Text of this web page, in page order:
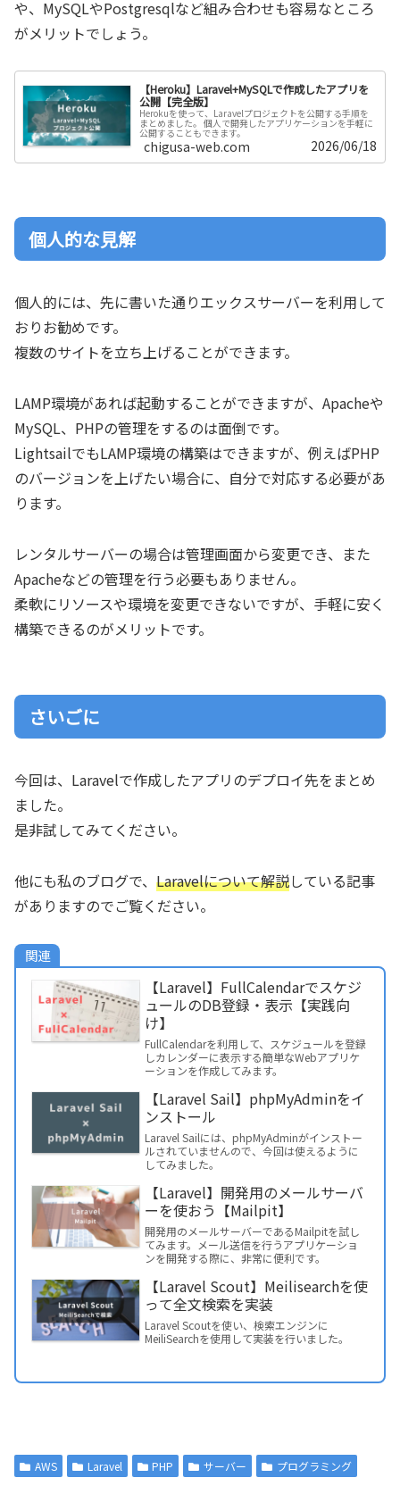
や、MySQLやPostgresqlなど組み合わせも容易なところ
がメリットでしょう。
【Heroku】Laravel+MySQLで作成したアプリを
公開【完全版】
Herokuを使って、Laravelプロジェクトを公開する手順を
まとめました。 個人で開発したアプリケーションを手軽に
公開することもできます。
chigusa-web.com 2026/06/18
個人的な見解
個人的には、先に書いた通りエックスサーバーを利用して
おりお勧めです。
複数のサイトを立ち上げることができます。
LAMP環境があれば起動することができますが、Apacheや
MySQL、PHPの管理をするのは面倒です。
LightsailでもLAMP環境の構築はできますが、例えばPHP
のバージョンを上げたい場合に、自分で対応する必要があ
ります。
レンタルサーバーの場合は管理画面から変更でき、また
Apacheなどの管理を行う必要もありません。
柔軟にリソースや環境を変更できないですが、手軽に安く
構築できるのがメリットです。
さいごに
今回は、Laravelで作成したアプリのデプロイ先をまとめ
ました。
是非試してみてください。
他にも私のブログで、 Laravelについて解説している記事
がありますのでご覧ください。
関連
【Laravel】FullCalendarでスケジ
ュールのDB登録・表示【実践向
け】
FullCalendarを利用して、スケジュールを登録
しカレンダーに表示する簡単なWebアプリケ
ーションを作成してみます。
【Laravel Sail】phpMyAdminをイ
ンストール
Laravel Sailには、phpMyAdminがインストー
ルされていませんので、今回は使えるように
してみました。
【Laravel】開発用のメールサーバ
ーを使おう【Mailpit】
開発用のメールサーバーであるMailpitを試し
てみます。メール送信を行うアプリケーショ
ンを開発する際に、非常に便利です。
【Laravel Scout】Meilisearchを使
って全文検索を実装
Laravel Scoutを使い、検索エンジンに
MeiliSearchを使用して実装を行いました。
AWS Laravel PHP サーバー プログラミング